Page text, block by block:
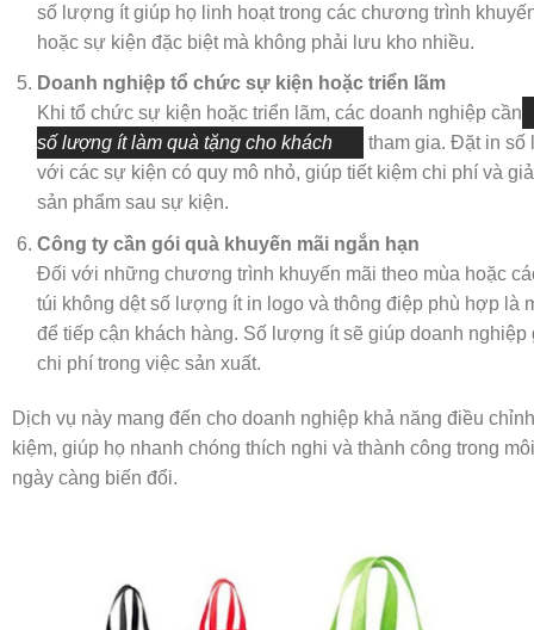
số lượng ít giúp họ linh hoạt trong các chương trình
hoặc sự kiện đặc biệt mà không phải lưu kho nhiều.
Doanh nghiệp tổ chức sự kiện hoặc triển lãm
Khi tổ chức sự kiện hoặc triển lãm, các doanh nghiệp cần
số lượng ít làm quà tặng cho khách
tham gia. Đặt in
với các sự kiện có quy mô nhỏ, giúp tiết kiệm chi phí và
sản phẩm sau sự kiện.
Công ty cần gói quà khuyến mãi ngắn hạn
Đối với những chương trình khuyến mãi theo mùa hoặc
túi không dệt số lượng ít in logo và thông điệp phù hợp là
để tiếp cận khách hàng. Số lượng ít sẽ giúp doanh nghiệp
chi phí trong việc sản xuất.
Dịch vụ này mang đến cho doanh nghiệp khả năng điều
kiệm, giúp họ nhanh chóng thích nghi và thành công trong
ngày càng biến đổi.